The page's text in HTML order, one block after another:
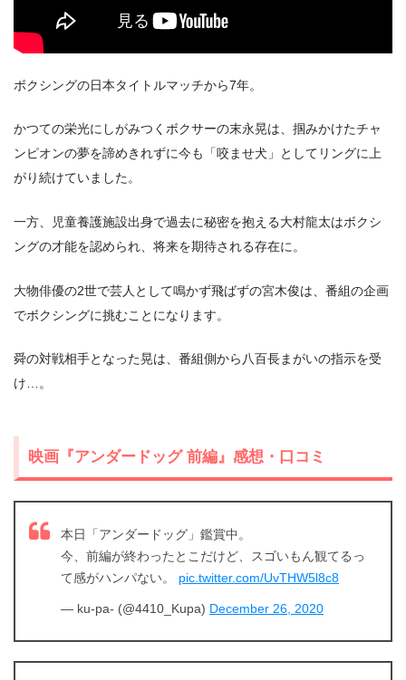
＼＼31日間無料!!お試し解約もOK／／
出典:U-NEXT
ボクシングの日本タイトルマッチから7年。
かつての栄光にしがみつくボクサーの末永晃は、掴みかけたチャ
ンピオンの夢を諦めきれずに今も「咬ませ犬」としてリングに上
がり続けていました。
一方、児童養護施設出身で過去に秘密を抱える大村龍太はボクシ
ングの才能を認められ、将来を期待される存在に。
大物俳優の2世で芸人として鳴かず飛ばずの宮木俊は、番組の企画
でボクシングに挑むことになります。
舜の対戦相手となった晃は、番組側から八百長まがいの指示を受
け…。
映画『アンダードッグ 前編』感想・口コミ
本日「アンダードッグ」鑑賞中。
今、前編が終わったとこだけど、スゴいもん観てるっ
て感がハンパない。 pic.twitter.com/UvTHW5l8c8
— ku-pa- (@4410_Kupa) December 26, 2020